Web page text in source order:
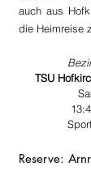
auch aus
die Heimreise
TSU
Reserve: